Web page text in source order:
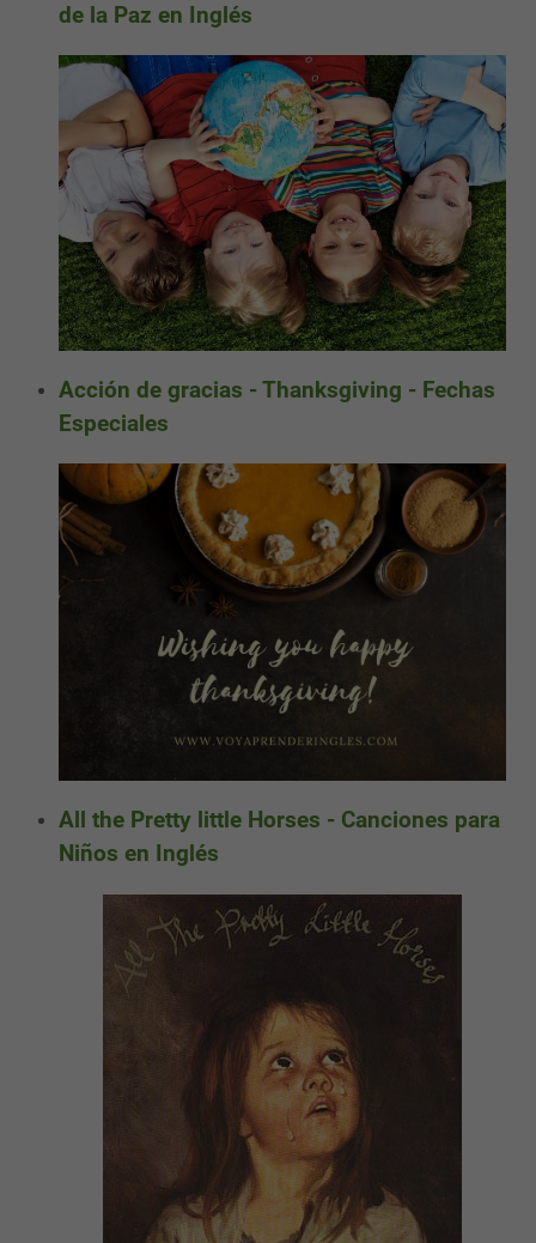
de la Paz en Inglés
Acción de gracias - Thanksgiving - Fechas
Especiales
All the Pretty little Horses - Canciones para
Niños en Inglés